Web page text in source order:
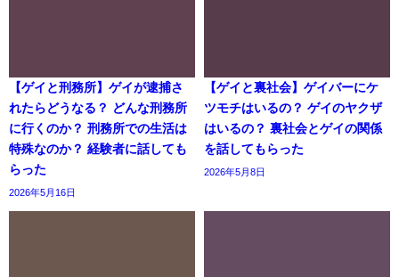
【ゲイと刑務所】ゲイが逮捕さ
れたらどうなる？ どんな刑務所
に行くのか？ 刑務所での生活は
特殊なのか？ 経験者に話しても
らった
2026年5月16日
【ゲイと裏社会】ゲイバーにケ
ツモチはいるの？ ゲイのヤクザ
はいるの？ 裏社会とゲイの関係
を話してもらった
2026年5月8日